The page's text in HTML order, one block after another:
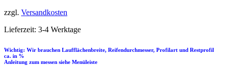
zzgl. Versandkosten
Lieferzeit: 3-4 Werktage
Wichtig: Wir brauchen Laufflächenbreite, Reifendurchmesser, Profilart und Restprofil
ca. in %
Anleitung zum messen siehe Menüleiste